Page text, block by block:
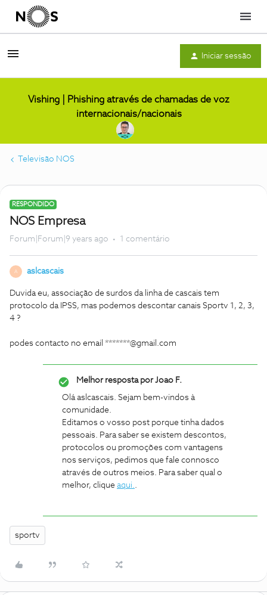
Menu
Iniciar sessão
Vishing | Phishing através de chamadas de voz
internacionais/nacionais
Televisão NOS
RESPONDIDO
NOS Empresa
Forum|Forum|9 years ago 1 comentário
A aslcascais
Duvida eu, associação de surdos da linha de cascais tem
protocolo da IPSS, mas podemos descontar canais Sportv 1, 2, 3,
4 ?
podes contacto no email *******@gmail.com
Melhor resposta porJoao F.
Olá aslcascais. Sejam bem-vindos à
comunidade.
Editamos o vosso post porque tinha dados
pessoais. Para saber se existem descontos,
protocolos ou promoções com vantagens
nos serviços, pedimos que fale connosco
através de outros meios. Para saber qual o
melhor, clique aqui..
sportv